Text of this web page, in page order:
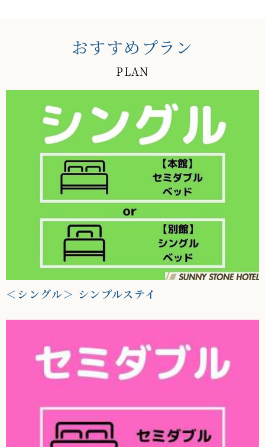
おすすめプラン
PLAN
＜シングル＞ シンプルステイ